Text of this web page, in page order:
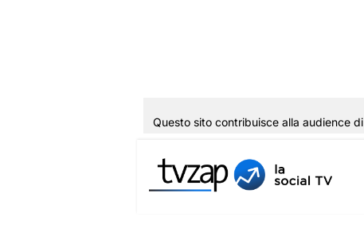
al
Questo sito contribuisce alla audience di